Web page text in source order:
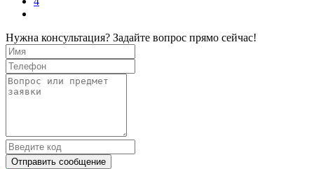
Нужна консультация? Задайте вопрос прямо сейчас!
Отправить сообщение